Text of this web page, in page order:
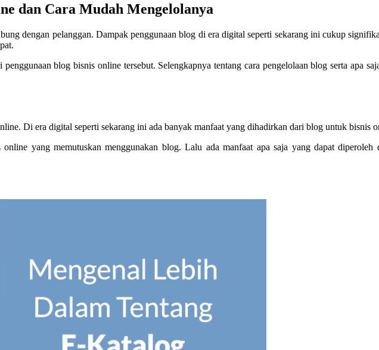
dan Cara Mudah Mengelolanya
dengan pelanggan. Dampak penggunaan blog di era digital seperti sekarang ini cukup
blog bisnis online tersebut. Selengkapnya tentang cara pengelolaan blog serta apa
Di era digital seperti sekarang ini ada banyak manfaat yang dihadirkan dari blog untuk bisnis
yang memutuskan menggunakan blog. Lalu ada manfaat apa saja yang dapat